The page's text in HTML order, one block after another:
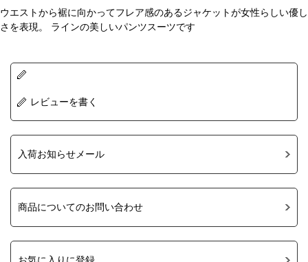
ウエストから裾に向かってフレア感のあるジャケットが女性らしい優し
さを表現。 ラインの美しいパンツスーツです
レビューを書く
入荷お知らせメール
商品についてのお問い合わせ